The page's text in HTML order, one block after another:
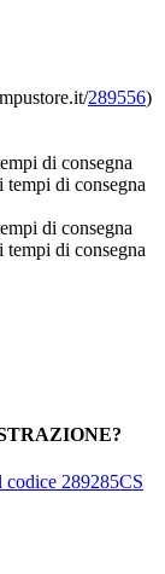
289556)
di consegna
di consegna
di consegna
di consegna
codice 289285CS